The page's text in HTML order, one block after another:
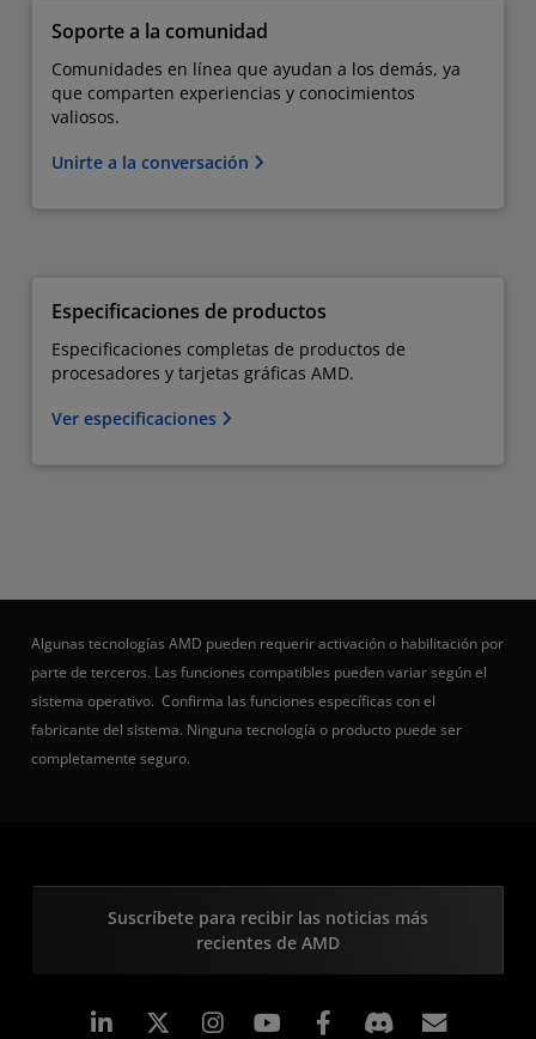
Soporte a la comunidad
Comunidades en línea que ayudan a los demás, ya
que comparten experiencias y conocimientos
valiosos.
Unirte a la conversación
Especificaciones de productos
Especificaciones completas de productos de
procesadores y tarjetas gráficas AMD.
Ver especificaciones
Algunas tecnologías AMD pueden requerir activación o habilitación por
parte de terceros. Las funciones compatibles pueden variar según el
sistema operativo. Confirma las funciones específicas con el
fabricante del sistema. Ninguna tecnología o producto puede ser
completamente seguro.
Suscríbete para recibir las noticias más
recientes de AMD
LinkedIn Instagram Facebook